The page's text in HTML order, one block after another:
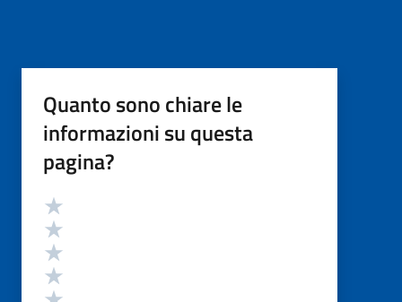
Quanto sono chiare le
informazioni su questa
pagina?
Valutazione